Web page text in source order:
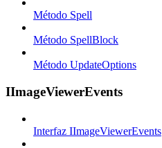
Método Spell
Método SpellBlock
Método UpdateOptions
IImageViewerEvents
Interfaz IImageViewerEvents